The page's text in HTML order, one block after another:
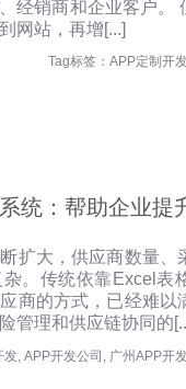
经销商和企业客户。
网站，再增[...]
Tag标签：APP定制开
统：帮助企业提
扩大，供应商数量、
。传统依靠Excel表
商的方式，已经难以
管理和供应链协同的
发,APP开发公司 , 广州APP开